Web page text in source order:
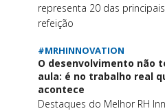
representa 20 das
refeição
#MRHINNOVATION
O desenvolvimento não
aula: é no trabalho real
acontece
Destaques do Melhor RH